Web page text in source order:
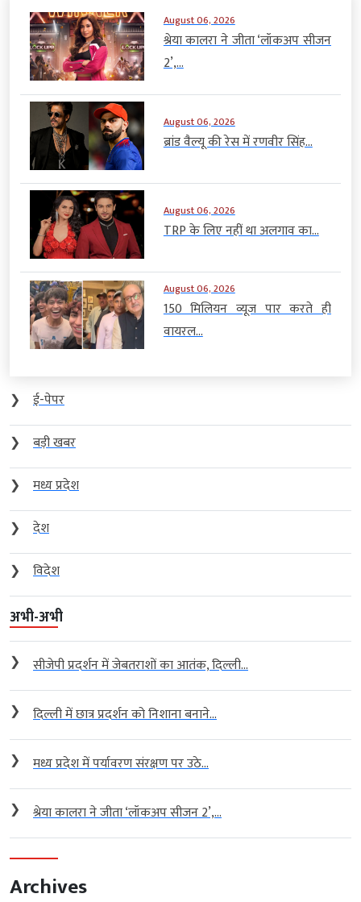
August 06, 2026
श्रेया कालरा ने जीता ‘लॉकअप सीजन
2’,...
August 06, 2026
ब्रांड वैल्यू की रेस में रणवीर सिंह...
August 06, 2026
TRP के लिए नहीं था अलगाव का...
August 06, 2026
150 मिलियन व्यूज पार करते ही
वायरल...
❯
ई-पेपर
❯
बड़ी खबर
❯
मध्य प्रदेश
❯
देश
❯
विदेश
अभी-अभी
❯ सीजेपी प्रदर्शन में जेबतराशों का आतंक, दिल्ली...
❯ दिल्ली में छात्र प्रदर्शन को निशाना बनाने...
❯ मध्य प्रदेश में पर्यावरण संरक्षण पर उठे...
❯ श्रेया कालरा ने जीता ‘लॉकअप सीजन 2’,...
Archives